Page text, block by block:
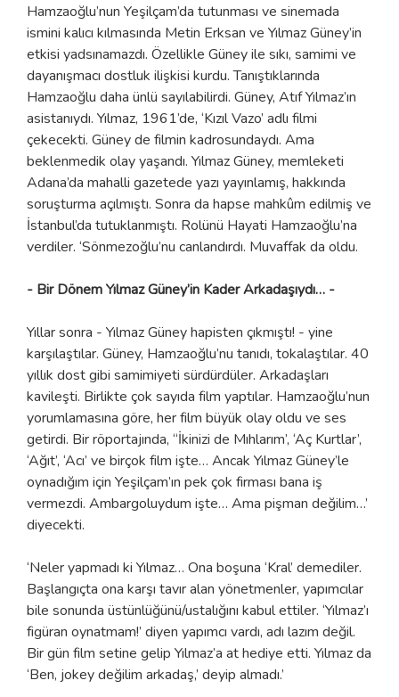
Hamzaoğlu’nun Yeşilçam’da tutunması ve sinemada
ismini kalıcı kılmasında Metin Erksan ve Yılmaz Güney’in
etkisi yadsınamazdı. Özellikle Güney ile sıkı, samimi ve
dayanışmacı dostluk ilişkisi kurdu. Tanıştıklarında
Hamzaoğlu daha ünlü sayılabilirdi. Güney, Atıf Yılmaz’ın
asistanıydı. Yılmaz, 1961’de, ‘Kızıl Vazo’ adlı filmi
çekecekti. Güney de filmin kadrosundaydı. Ama
beklenmedik olay yaşandı. Yılmaz Güney, memleketi
Adana’da mahalli gazetede yazı yayınlamış, hakkında
soruşturma açılmıştı. Sonra da hapse mahkûm edilmiş ve
İstanbul’da tutuklanmıştı. Rolünü Hayati Hamzaoğlu’na
verdiler. ‘Sönmezoğlu’nu canlandırdı. Muvaffak da oldu.
- Bir Dönem Yılmaz Güney’in Kader Arkadaşıydı… -
Yıllar sonra - Yılmaz Güney hapisten çıkmıştı! - yine
karşılaştılar. Güney, Hamzaoğlu’nu tanıdı, tokalaştılar. 40
yıllık dost gibi samimiyeti sürdürdüler. Arkadaşları
kavileşti. Birlikte çok sayıda film yaptılar. Hamzaoğlu’nun
yorumlamasına göre, her film büyük olay oldu ve ses
getirdi. Bir röportajında, ‘‘İkinizi de Mıhlarım’, ‘Aç Kurtlar’,
‘Ağıt’, ‘Acı’ ve birçok film işte… Ancak Yılmaz Güney’le
oynadığım için Yeşilçam’ın pek çok firması bana iş
vermezdi. Ambargoluydum işte… Ama pişman değilim…’
diyecekti.
‘Neler yapmadı ki Yılmaz… Ona boşuna ‘Kral’ demediler.
Başlangıçta ona karşı tavır alan yönetmenler, yapımcılar
bile sonunda üstünlüğünü/ustalığını kabul ettiler. ‘Yılmaz’ı
figüran oynatmam!’ diyen yapımcı vardı, adı lazım değil.
Bir gün film setine gelip Yılmaz’a at hediye etti. Yılmaz da
‘Ben, jokey değilim arkadaş,’ deyip almadı.’